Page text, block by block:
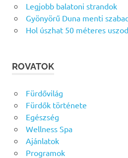
Legjobb balatoni strandok
Gyönyörű Duna menti
Hol úszhat 50 méteres
ROVATOK
Fürdővilág
Fürdők története
Egészség
Wellness Spa
Ajánlatok
Programok